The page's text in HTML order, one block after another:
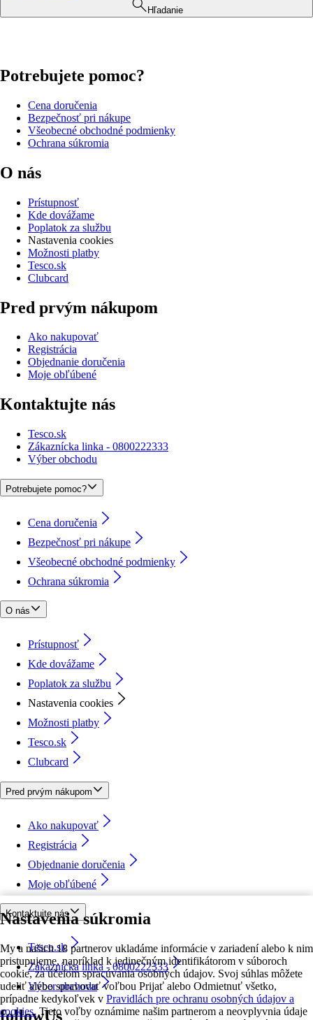
Nastavenia súkromia
My a našich 18 partnerov ukladáme informácie v zariadení alebo k nim
pristupujeme, napríklad k jedinečným identifikátorom v súboroch
cookie, za účelom spracúvania osobných údajov. Svoj súhlas môžete
udeliť alebo spravovať voľbou Prijať alebo Odmietnuť všetko,
prípadne kedykoľvek v Pravidlách pre ochranu osobných údajov a
cookies. Tieto voľby oznámime našim partnerom a neovplyvnia údaje
Hľadanie
Potrebujete pomoc?
Cena doručenia
Bezpečnosť pri nákupe
Všeobecné obchodné podmienky
Ochrana súkromia
O nás
Prístupnosť
Kde dovážame
Poplatok za službu
Nastavenia cookies
Možnosti platby
Tesco.sk
Clubcard
Pred prvým nákupom
Ako nakupovať
Registrácia
Objednanie doručenia
Moje obľúbené
Kontaktujte nás
Tesco.sk
Zákaznícka linka - 0800222333
Výber obchodu
Potrebujete pomoc?
Cena doručenia
Bezpečnosť pri nákupe
Všeobecné obchodné podmienky
Ochrana súkromia
O nás
Prístupnosť
Kde dovážame
Poplatok za službu
Nastavenia cookies
Možnosti platby
Tesco.sk
Clubcard
Pred prvým nákupom
Ako nakupovať
Registrácia
Objednanie doručenia
Moje obľúbené
Kontaktujte nás
Tesco.sk
Zákaznícka linka - 0800222333
Výber obchodu
followUs